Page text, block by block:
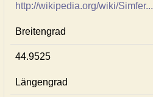
http://wikipedia.org/wiki/Simfer...
Breitengrad
44.9525
Längengrad